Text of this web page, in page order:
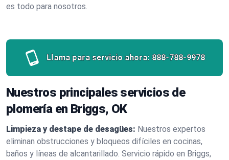
es todo para nosotros.
Llama para servicio ahora: 888-788-9978
Nuestros principales servicios de
plomería en Briggs, OK
Limpieza y destape de desagües: Nuestros expertos
eliminan obstrucciones y bloqueos difíciles en cocinas,
baños y líneas de alcantarillado. Servicio rápido en Briggs,